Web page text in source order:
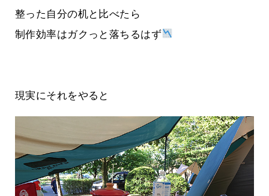
整った自分の机と比べたら
制作効率はガクっと落ちるはず
現実にそれをやると